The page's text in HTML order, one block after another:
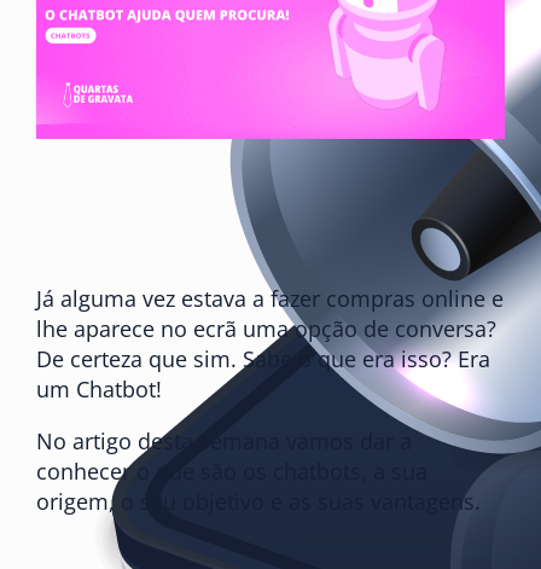
Já alguma vez estava a fazer compras online e
lhe aparece no ecrã uma opção de conversa?
De certeza que sim. Sabe o que era isso? Era
um Chatbot!
No artigo desta semana vamos dar a
conhecer o que são os chatbots, a sua
origem, o seu objetivo e as suas vantagens.